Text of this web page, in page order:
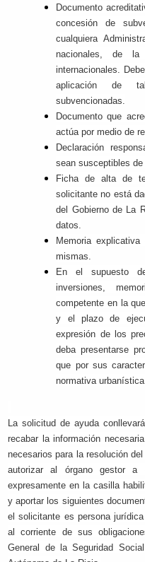
Documento
concesión de
cualquiera
nacionales, de
internacionales.
aplicación de
subvencionadas.
Documento que
actúa por medio de
Declaración
sean susceptibles
Ficha de alta de
solicitante no está
del Gobierno de La
datos.
Memoria
mismas.
En el supuesto
inversiones,
competente en la
y el plazo de
expresión de los
deba presentarse
que por sus
normativa
La solicitud de ayuda
recabar la información
necesarios para la resolución
autorizar al órgano gestor a
expresamente en la casilla
y aportar los siguientes
el solicitante es persona
al corriente de sus
General de la Seguridad